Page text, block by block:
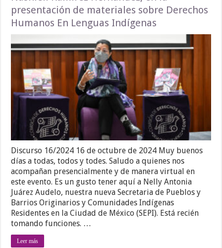
presentación de materiales sobre Derechos
Humanos En Lenguas Indígenas
Discurso 16/2024 16 de octubre de 2024 Muy buenos
días a todas, todos y todes. Saludo a quienes nos
acompañan presencialmente y de manera virtual en
este evento. Es un gusto tener aquí a Nelly Antonia
Juárez Audelo, nuestra nueva Secretaria de Pueblos y
Barrios Originarios y Comunidades Indígenas
Residentes en la Ciudad de México (SEPI). Está recién
tomando funciones. …
Leer más